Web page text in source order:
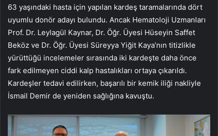
63 yaşındaki hasta için yapılan kardeş taramalarında dört
uyumlu donör adayı bulundu. Ancak Hematoloji Uzmanları
Prof. Dr. Leylagül Kaynar, Dr. Öğr. Üyesi Hüseyin Saffet
Beköz ve Dr. Öğr. Üyesi Süreyya Yiğit Kaya’nın titizlikle
yürüttüğü incelemeler sırasında iki kardeşte daha önce
fark edilmeyen ciddi kalp hastalıkları ortaya çıkarıldı.
Kardeşler tedavi edilirken, başarılı bir kemik iliği nakliyle
İsmail Demir de yeniden sağlığına kavuştu.